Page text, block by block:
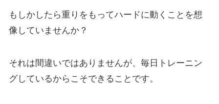
もしかしたら重りをもってハードに動くことを想
像していませんか？
それは間違いではありませんが、毎日トレーニン
グしているからこそできることです。